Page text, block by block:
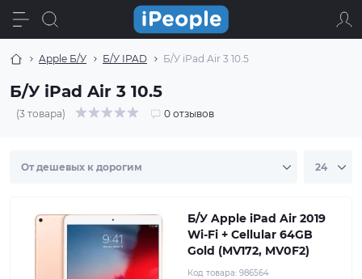
Apple Б/У Б/У IPAD Б/У iPad Air 3 10.5
Б/У iPad Air 3 10.5
(3 товара) 0 отзывов
Б/У Apple iPad Air 2019
Wi-Fi + Cellular 64GB
Gold (MV172, MV0F2)
Код товара: 986564